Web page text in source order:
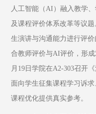
人工智能（AI）融入教学
及课程评价体系改革等议
生演讲与沟通能力进行评
合教师评价与AI评价，形
月19日学院在A2-303召开
面向学生征集课程学习诉
课程优化提供真实参考。